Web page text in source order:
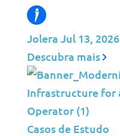
Jolera Jul 13, 2026
Descubra mais
Casos de Estudo